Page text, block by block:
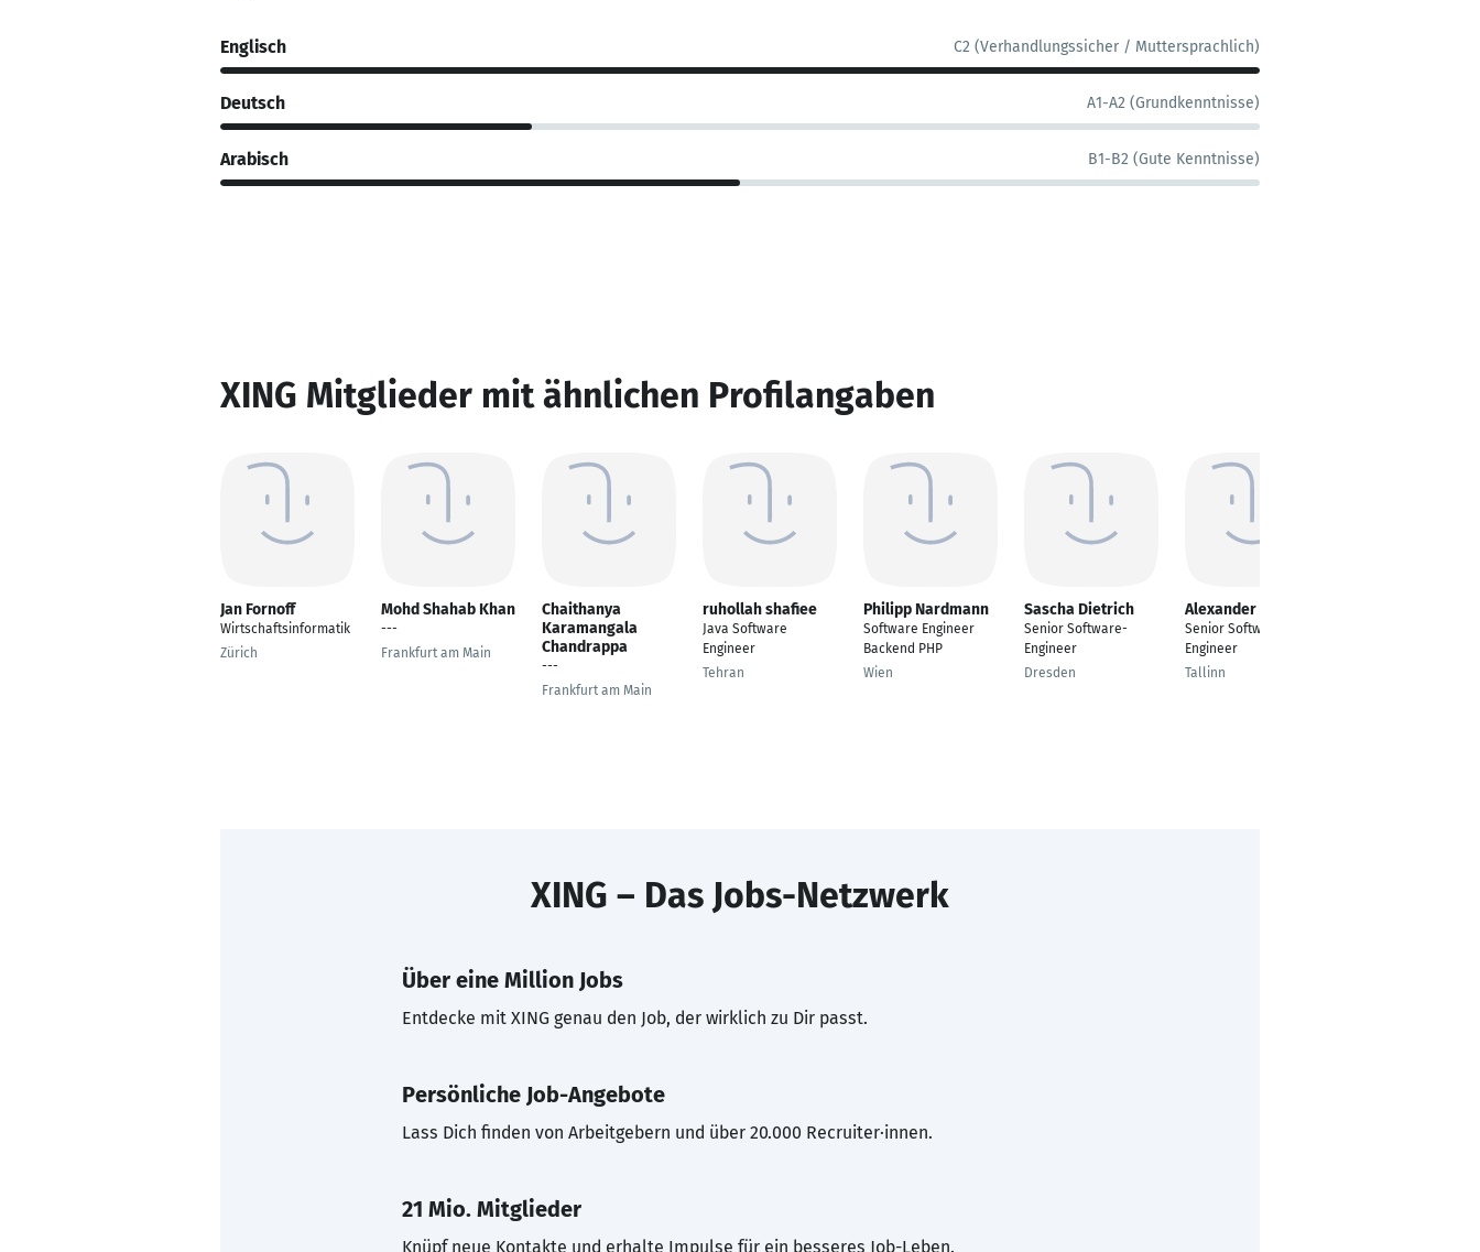
Englisch C2 (Verhandlungssicher / Muttersprachlich)
Deutsch A1-A2 (Grundkenntnisse)
Arabisch B1-B2 (Gute Kenntnisse)
XING Mitglieder mit ähnlichen Profilangaben
Jan Fornoff
Wirtschaftsinformatik
Zürich
Mohd Shahab Khan
---
Frankfurt am Main
Chaithanya
Karamangala
Chandrappa
---
Frankfurt am Main
ruhollah shafiee
Java Software
Engineer
Tehran
Philipp Nardmann
Software Engineer
Backend PHP
Wien
Sascha Dietrich
Senior Software-
Engineer
Dresden
Alexander Opilatov
Senior Software
Engineer
Tallinn
XING – Das Jobs-Netzwerk
Über eine Million Jobs
Entdecke mit XING genau den Job, der wirklich zu Dir passt.
Persönliche Job-Angebote
Lass Dich finden von Arbeitgebern und über 20.000 Recruiter·innen.
21 Mio. Mitglieder
Knüpf neue Kontakte und erhalte Impulse für ein besseres Job-Leben.